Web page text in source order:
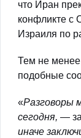
что Иран
конфликте с
Израиля по
Тем не
подобные
«Разговоры
сегодня, —
иначе